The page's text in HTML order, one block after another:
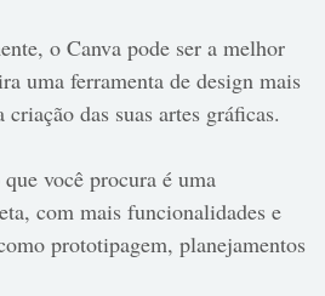
o Canva pode ser a melhor
uma ferramenta de design mais
das suas artes gráficas.
você procura é uma
com mais funcionalidades e
prototipagem, planejamentos